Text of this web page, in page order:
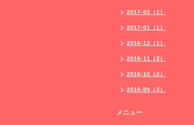
2017-02（1）
2017-01（1）
2016-12（1）
2016-11（2）
2016-10（2）
2016-09（3）
メニュー